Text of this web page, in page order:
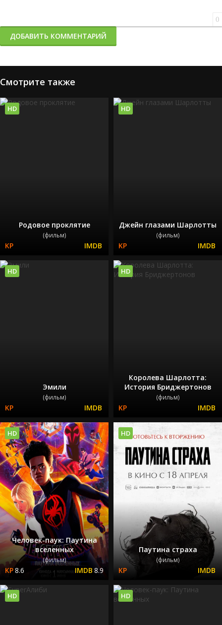
0
ДОБАВИТЬ КОММЕНТАРИЙ
Смотрите также
Родовое проклятие
(фильм)
HD
Джейн глазами Шарлотты
(фильм)
HD
Эмили
(фильм)
HD
Королева Шарлотта:
История Бриджертонов
(фильм)
HD
Человек-паук: Паутина
вселенных
(фильм)
8.6 8.9
HD
Паутина страха
(фильм)
HD
HD HD